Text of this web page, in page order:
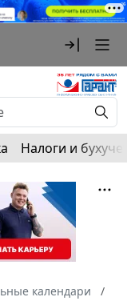
Налоги и
календари